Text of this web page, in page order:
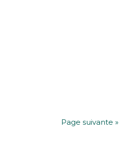
Page suivante »